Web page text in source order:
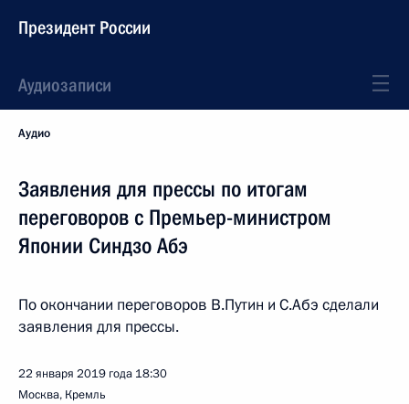
Президент России
Аудиозаписи
Аудио
Заявления для прессы по итогам
переговоров с Премьер-министром
Японии Синдзо Абэ
По окончании переговоров В.Путин и С.Абэ сделали
заявления для прессы.
22 января 2019 года 18:30
Москва, Кремль